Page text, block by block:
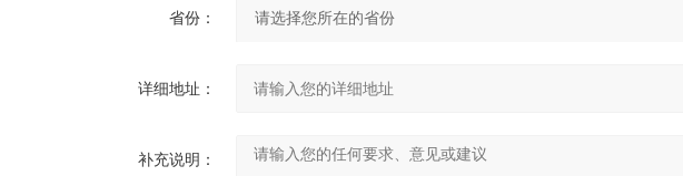
省份：
详细地址：
补充说明：